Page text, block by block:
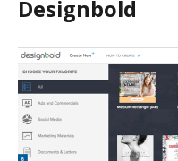
Designbold